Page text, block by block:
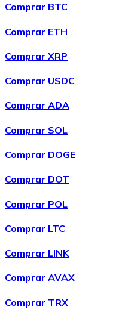
ComprarChainlink
LINK
ComprarWrapped Bitcoin
Comprar BTC
Comprar ETH
Comprar XRP
Comprar USDC
Comprar ADA
Comprar SOL
Comprar DOGE
Comprar DOT
Comprar POL
Comprar LTC
Comprar LINK
Comprar AVAX
Comprar TRX